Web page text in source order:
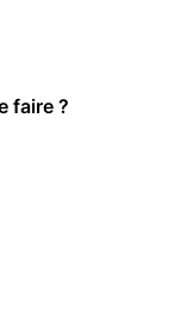
faire ?